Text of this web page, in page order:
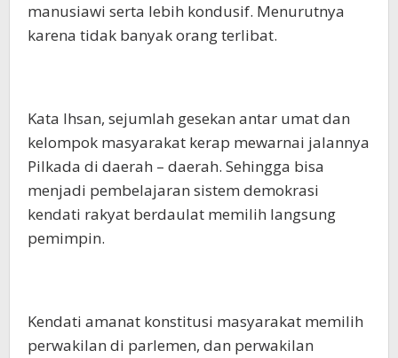
manusiawi serta lebih kondusif. Menurutnya
karena tidak banyak orang terlibat.
Kata Ihsan, sejumlah gesekan antar umat dan
kelompok masyarakat kerap mewarnai jalannya
Pilkada di daerah – daerah. Sehingga bisa
menjadi pembelajaran sistem demokrasi
kendati rakyat berdaulat memilih langsung
pemimpin.
Kendati amanat konstitusi masyarakat memilih
perwakilan di parlemen, dan perwakilan